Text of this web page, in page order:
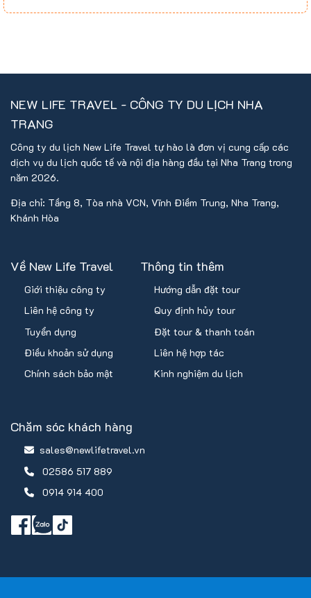
Phương tiện di chuyển và các bữa ăn có thể thay đổi,
NEW LIFE TRAVEL - CÔNG TY DU LỊCH NHA
TRANG
Công ty du lịch New Life Travel tự hào là đơn vị cung cấp các
dịch vụ du lịch quốc tế và nội địa hàng đầu tại Nha Trang trong
năm 2026.
Địa chỉ: Tầng 8, Tòa nhà VCN, Vĩnh Điềm Trung, Nha Trang,
Khánh Hòa
Về New Life Travel
Giới thiệu công ty
Liên hệ công ty
Tuyển dụng
Điều khoản sử dụng
Chính sách bảo mật
Thông tin thêm
Hướng dẫn đặt tour
Quy định hủy tour
Đặt tour & thanh toán
Liên hệ hợp tác
Kinh nghiệm du lịch
Chăm sóc khách hàng
sales@newlifetravel.vn
02586 517 889
0914 914 400